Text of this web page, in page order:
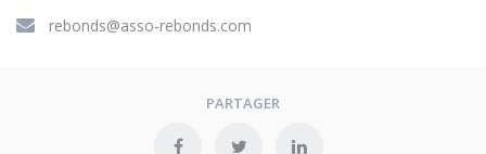
rebonds@asso-rebonds.com
PARTAGER